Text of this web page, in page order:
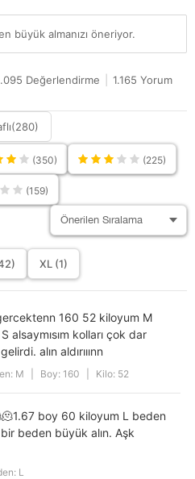
büyük almanızı öneriyor.
Değerlendirme 1.165 Yorum
(280)
(350) (225)
(159)
XL (1)
160 52 kiloyum M
alsaymısım kolları çok dar
alın aldırııınn
M Boy: 160 Kilo: 52
boy 60 kiloyum L beden
beden büyük alın. Aşk
L